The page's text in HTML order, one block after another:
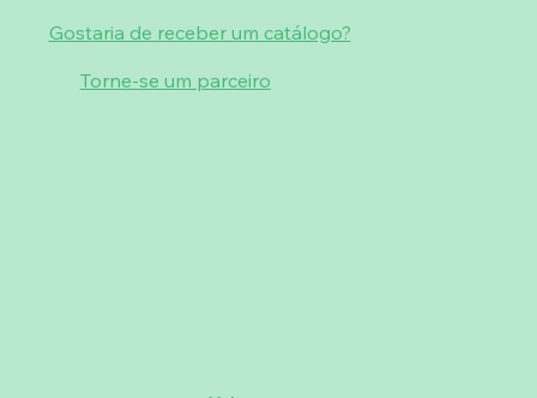
Gostaria de receber um catálogo?
Torne-se um parceiro